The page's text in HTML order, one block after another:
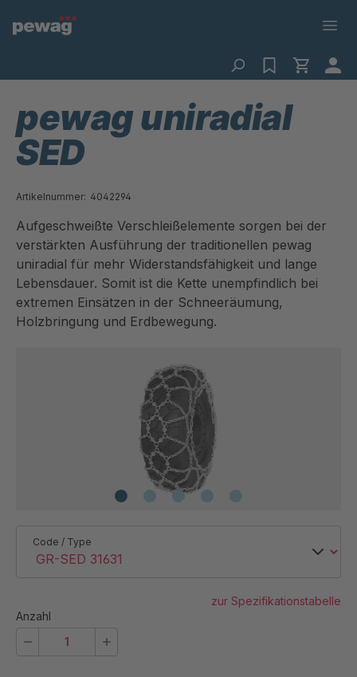
pewag uniradial
SED
Artikelnummer: 4042294
Aufgeschweißte Verschleißelemente sorgen bei der
verstärkten Ausführung der traditionellen pewag
uniradial für mehr Widerstandsfähigkeit und lange
Lebensdauer. Somit ist die Kette unempfindlich bei
extremen Einsätzen in der Schneeräumung,
Holzbringung und Erdbewegung.
Code / Type
zur Spezifikationstabelle
Anzahl